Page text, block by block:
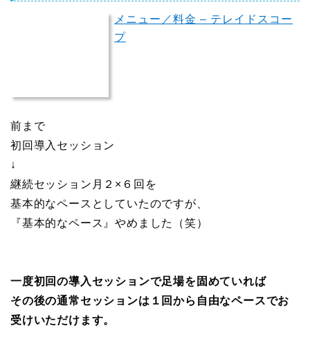
メニュー／料金 – テレイドスコー
プ
前まで
初回導入セッション
↓
継続セッション月２×６回を
基本的なペースとしていたのですが、
『基本的なペース』やめました（笑）
一度初回の導入セッションで足場を固めていれば
その後の通常セッションは１回から自由なペースでお
受けいただけます。